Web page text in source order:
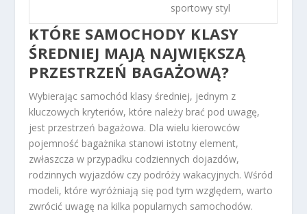
sportowy styl
KTÓRE SAMOCHODY KLASY
ŚREDNIEJ MAJĄ NAJWIĘKSZĄ
PRZESTRZEŃ BAGAŻOWĄ?
Wybierając samochód klasy średniej, jednym z
kluczowych kryteriów, które należy brać pod uwagę,
jest przestrzeń bagażowa. Dla wielu kierowców
pojemność bagażnika stanowi istotny element,
zwłaszcza w przypadku codziennych dojazdów,
rodzinnych wyjazdów czy podróży wakacyjnych. Wśród
modeli, które wyróżniają się pod tym względem, warto
zwrócić uwagę na kilka popularnych samochodów.